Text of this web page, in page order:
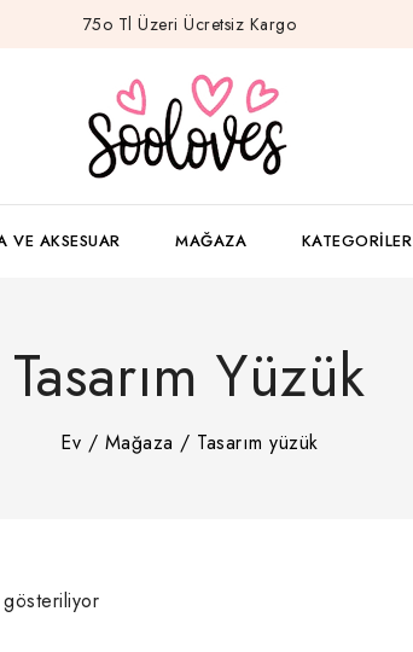
75o Tl Üzeri Ücretsiz Kargo
VE AKSESUAR MAĞAZA KATEGORILER
Tasarım Yüzük
Ev / Mağaza / Tasarım yüzük